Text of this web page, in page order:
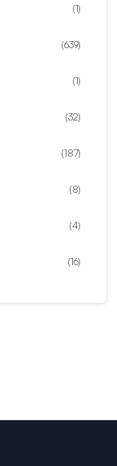
(1)
(639)
(1)
(32)
(187)
(8)
(4)
(16)